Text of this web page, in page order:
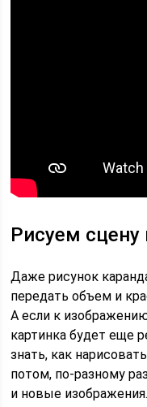
Рисуем сцену
Даже рисунок
передать объем и
А если к
картинка будет еще
знать, как
потом, по-разному
и новые изображения.